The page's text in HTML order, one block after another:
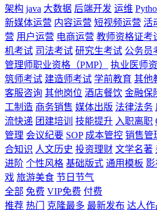
架构 java 大数据 后端开发 运维
新媒体运营 内容运营 短视频运营 活
营 用户运营 电商运营 教师资格证考
机考试 司法考试 研究生考试 公务员
管理师职业资格（PMP）
执业医师
筑师考试 建造师考试 学前教育 其他
客服咨询 其他岗位 酒店餐饮 金融保
工制造 商务销售 媒体出版 法律法务
流快递 团建培训 技能提升 入职离职
管理 会议纪要 SOP 成本管控 销售管
合知识 人文历史 投资理财 文学名著
进阶 个性风格 基础版式 通用模板
戏 旅游美食 节日节气
全部 免费 VIP免费 付费
推荐 热门 克隆最多 最新发布 达人作